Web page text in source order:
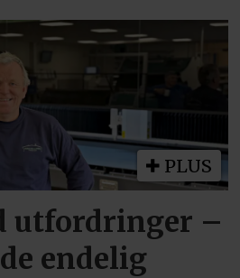
PLUS
utfordringer –
endelig